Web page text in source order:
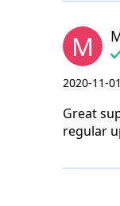
M
2020-11-01
Great
regular